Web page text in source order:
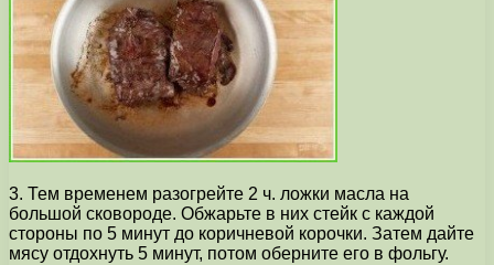
3. Тем временем разогрейте 2 ч. ложки масла на
большой сковороде. Обжарьте в них стейк с каждой
стороны по 5 минут до коричневой корочки. Затем дайте
мясу отдохнуть 5 минут, потом оберните его в фольгу.